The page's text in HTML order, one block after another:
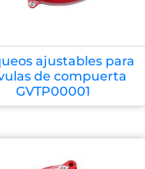
ajustables para
de compuerta
GVTP00001